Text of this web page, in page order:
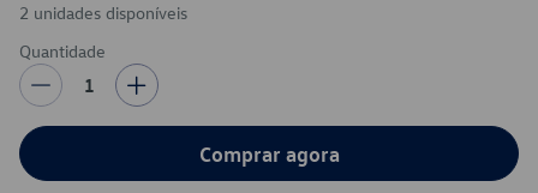
2 unidades disponíveis
Quantidade
1
Comprar agora